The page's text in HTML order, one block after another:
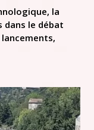
la
dans le débat